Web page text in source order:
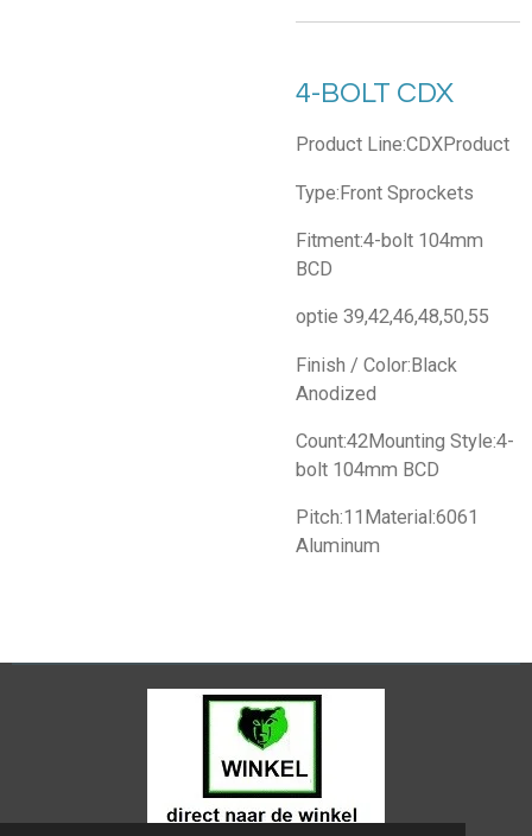
4-BOLT CDX
Product Line:CDXProduct
Type:Front Sprockets
Fitment:4-bolt 104mm
BCD
optie 39,42,46,48,50,55
Finish / Color:Black
Anodized
Count:42Mounting Style:4-
bolt 104mm BCD
Pitch:11Material:6061
Aluminum